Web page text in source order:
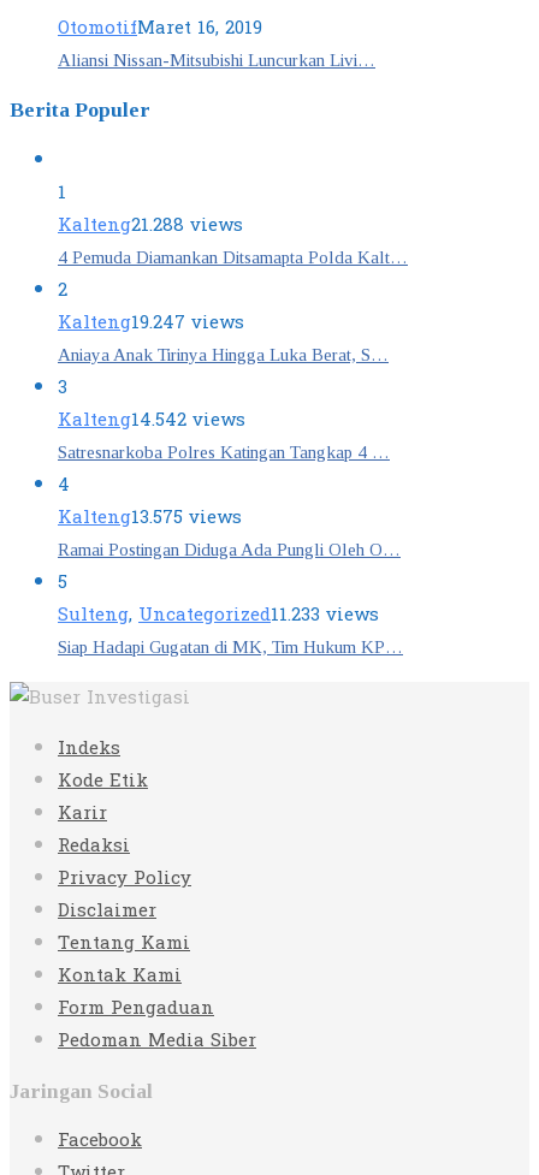
OtomotifMaret 16, 2019
Aliansi Nissan-Mitsubishi Luncurkan Livi…
Berita Populer
1
Kalteng21.288 views
4 Pemuda Diamankan Ditsamapta Polda Kalt…
2
Kalteng19.247 views
Aniaya Anak Tirinya Hingga Luka Berat, S…
3
Kalteng14.542 views
Satresnarkoba Polres Katingan Tangkap 4 …
4
Kalteng13.575 views
Ramai Postingan Diduga Ada Pungli Oleh O…
5
Sulteng,Uncategorized11.233 views
Siap Hadapi Gugatan di MK, Tim Hukum KP…
Indeks
Kode Etik
Karir
Redaksi
Privacy Policy
Disclaimer
Tentang Kami
Kontak Kami
Form Pengaduan
Pedoman Media Siber
Jaringan Social
Facebook